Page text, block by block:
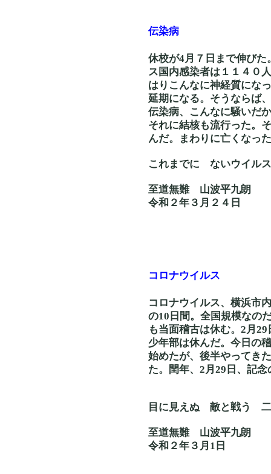
伝染病
休校が4月７日まで伸び
ス国内感染者は１１４０
はりこんなに神経質にな
延期になる。そうならば
伝染病、こんなに騒いだ
それに結核も流行った。
んだ。まわりに亡くなっ
これまでに ないウ
至道無難 山波平九朗
令和２年３月２４日
コロナウイルス
コロナウイルス、横浜市
の10日間。全国規模なの
も当面稽古は休む。2月
少年部は休んだ。今日の
始めたが、後半やってき
た。閏年、2月29日、記
目に見えぬ 敵と
至道無難 山波平九朗
令和２年３月1日